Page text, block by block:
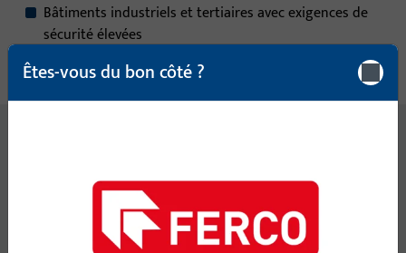
Bâtiments industriels et tertiaires avec exigences de
sécurité élevées
BKS propose une large gamme de serrures motorisées
Êtes-vous du bon côté ?